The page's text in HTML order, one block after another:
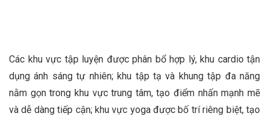
Các khu vực tập luyện được phân bổ hợp lý, khu cardio tận
dụng ánh sáng tự nhiên; khu tập tạ và khung tập đa năng
nằm gọn trong khu vực trung tâm, tạo điểm nhấn mạnh mẽ
và dễ dàng tiếp cận; khu vực yoga được bố trí riêng biệt, tạo